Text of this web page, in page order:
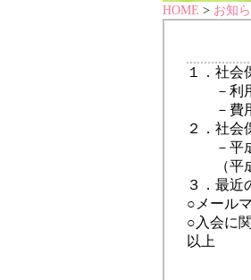
HOME > お知
１．社会
－利用
－費用
２．社会
－平成
（平成
３．最近
○メール
○入会に
以上